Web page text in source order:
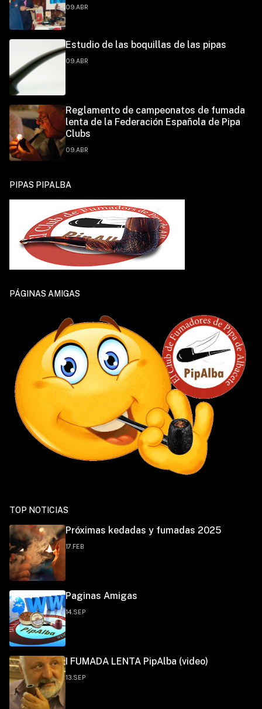
09.ABR
Estudio de las boquillas de las pipas
09.ABR
Reglamento de campeonatos de fumada
lenta de la Federación Española de Pipa
Clubs
09.ABR
PIPAS PIPALBA
PÁGINAS AMIGAS
TOP NOTICIAS
Próximas kedadas y fumadas 2025
17.FEB
Paginas Amigas
14.SEP
I FUMADA LENTA PipAlba (video)
13.SEP